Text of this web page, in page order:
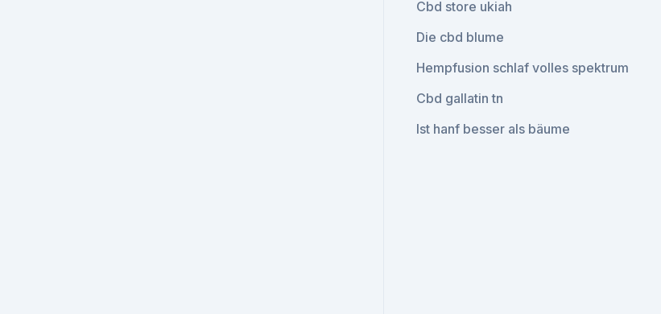
Cbd store ukiah
Die cbd blume
Hempfusion schlaf volles spektrum
Cbd gallatin tn
Ist hanf besser als bäume